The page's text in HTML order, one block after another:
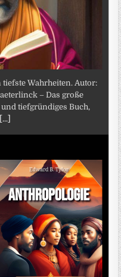
Wahrheiten. Autor:
– Das große
tiefgründiges Buch,
[...]